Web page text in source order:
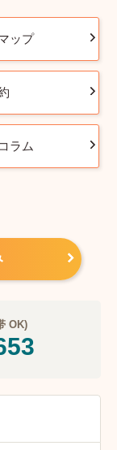
ップ
ラム
OK)